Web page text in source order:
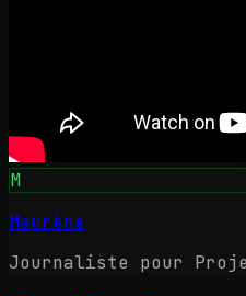
M
Maurène
Journaliste pour